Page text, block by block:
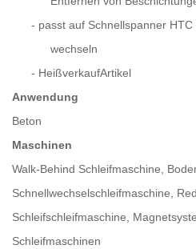
- passt auf Schnellspanner
wechseln
- HeißverkaufArtikel
Anwendung
Beton
Maschinen
Walk-Behind Schleifmaschine,
Schnellwechselschleifmaschine,
Schleifschleifmaschine,
Schleifmaschinen